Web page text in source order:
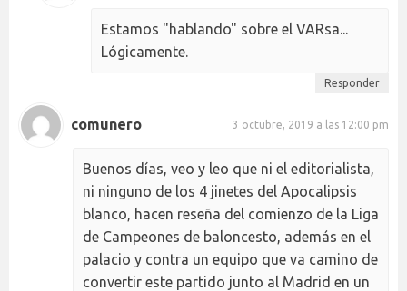
Estamos "hablando" sobre el VARsa...
Lógicamente.
Responder
comunero 3 octubre, 2019 a las 12:00 pm
Buenos días, veo y leo que ni el editorialista,
ni ninguno de los 4 jinetes del Apocalipsis
blanco, hacen reseña del comienzo de la Liga
de Campeones de baloncesto, además en el
palacio y contra un equipo que va camino de
convertir este partido junto al Madrid en un